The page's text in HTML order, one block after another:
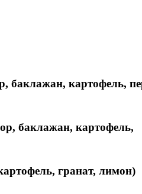
баклажан, картофель,
баклажан, картофель,
гранат, лимон)